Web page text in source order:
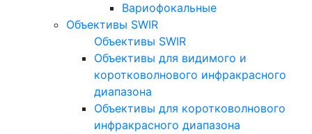
Вариофокальные
Объективы SWIR
Объективы SWIR
Объективы для видимого и
коротковолнового инфракрасного
диапазона
Объективы для коротковолнового
инфракрасного диапазона